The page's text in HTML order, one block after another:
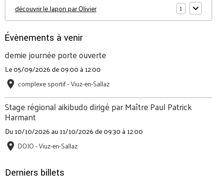
découvrir le Japon par Olivier 1
Évènements à venir
demie journée porte ouverte
Le 05/09/2026de 09:00 à 12:00
complexe sportif - Viuz-en-Sallaz
Stage régional aikibudo dirigé par Maître Paul Patrick
Harmant
Du 10/10/2026 au 11/10/2026de 09:30 à 12:00
DOJO - Viuz-en-Sallaz
Derniers billets